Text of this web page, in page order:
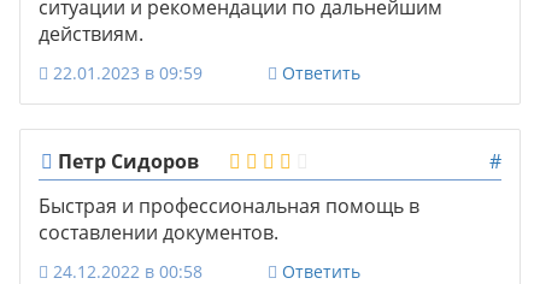
ситуации и рекомендации по дальнейшим
действиям.
22.01.2023 в 09:59 Ответить
Петр Сидоров
#
Быстрая и профессиональная помощь в
составлении документов.
24.12.2022 в 00:58 Ответить